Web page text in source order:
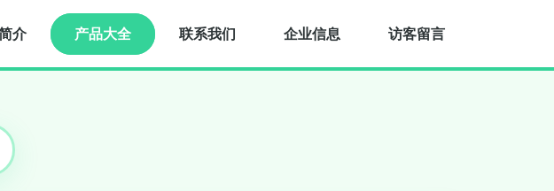
介 产品大全 联系我们 企业信息 访客留言